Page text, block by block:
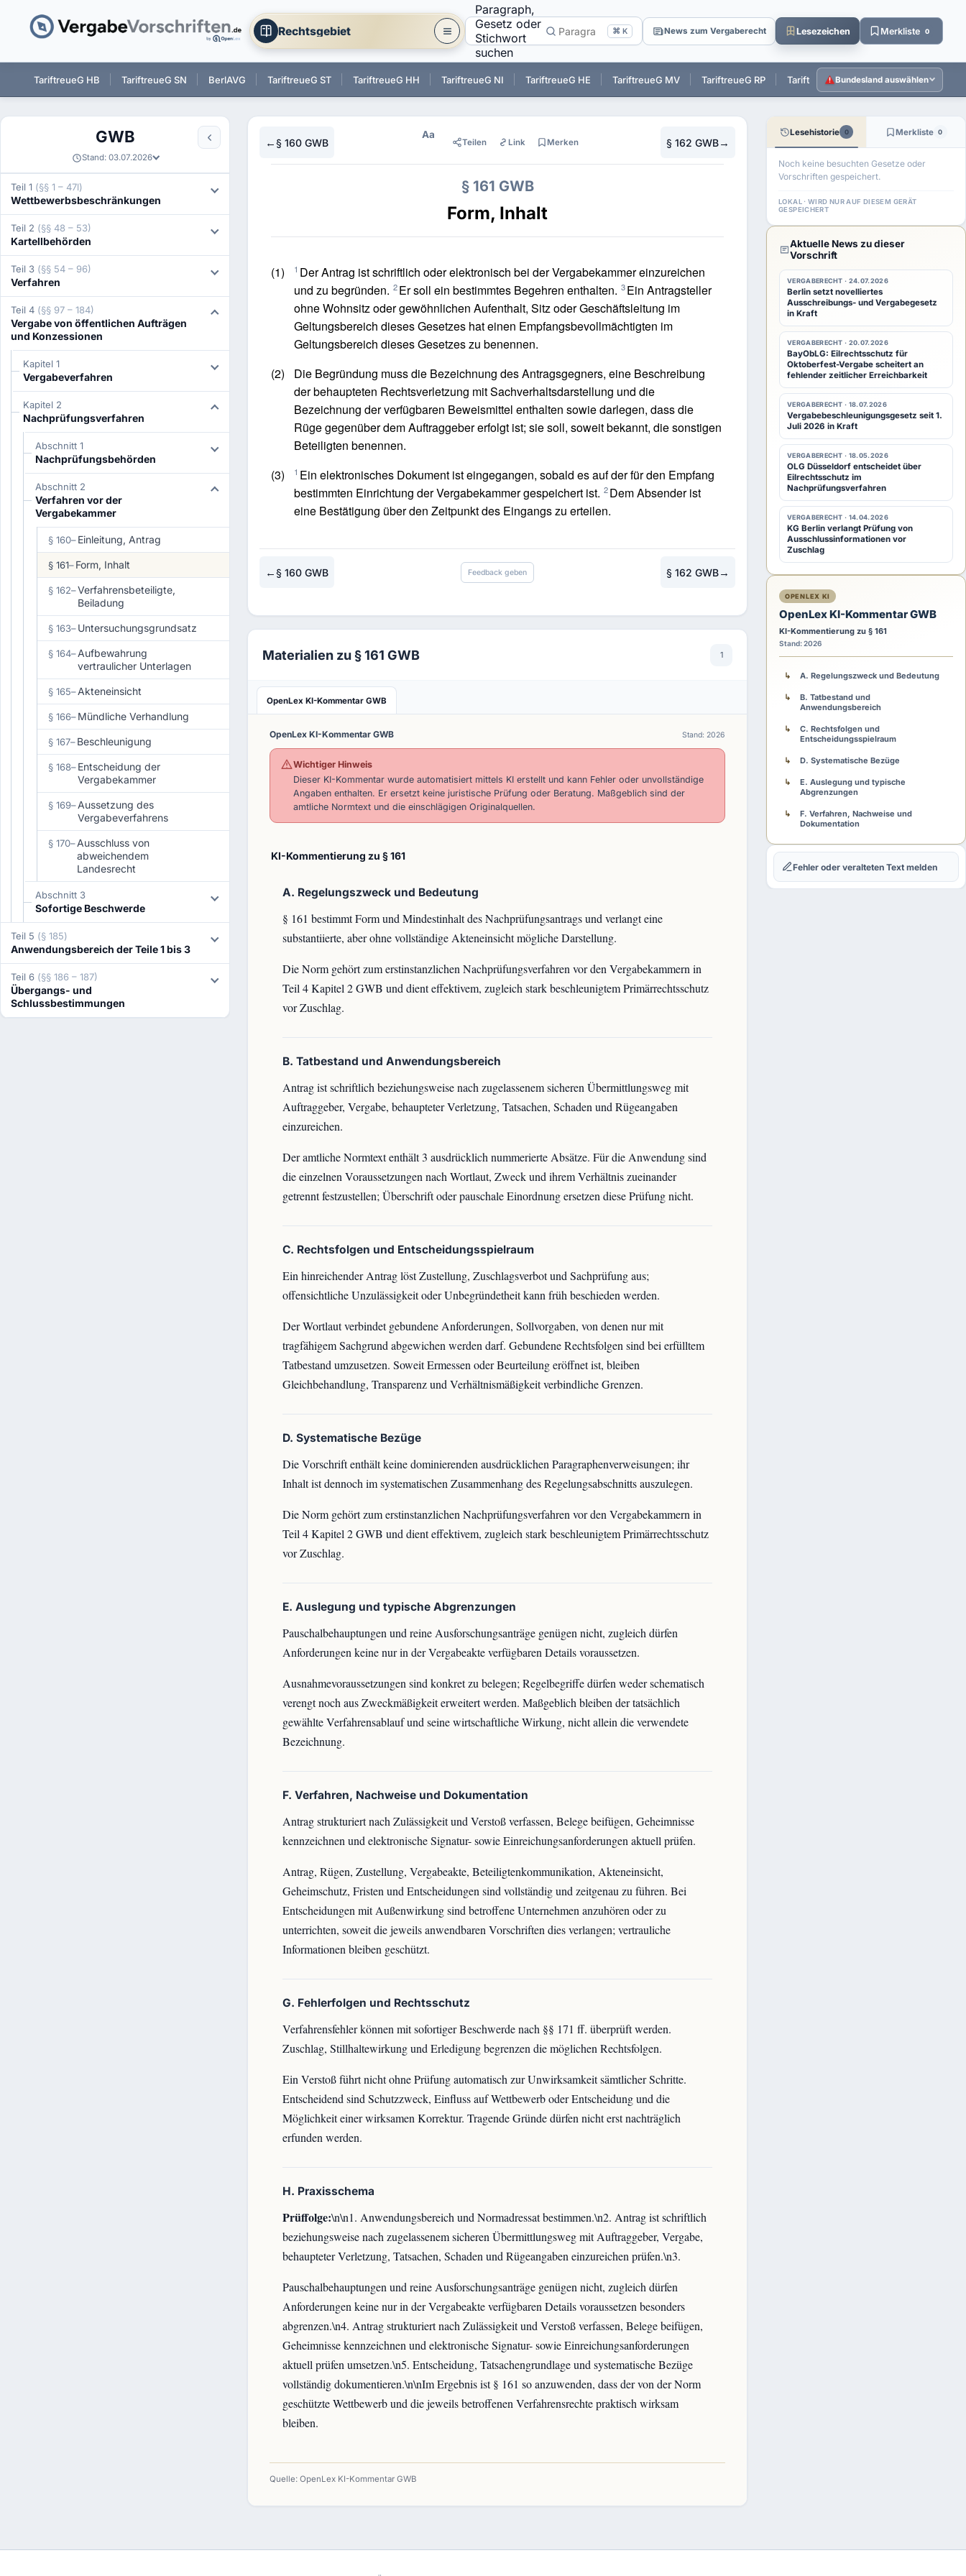
Rechtsgebiet
Paragraph,
Gesetz oder
Stichwort
suchen
⌘ K News zum Vergaberecht Lesezeichen Merkliste 0
TariftreueG HB TariftreueG SN BerlAVG TariftreueG ST TariftreueG HH TariftreueG NI TariftreueG HE TariftreueG MV TariftreueG RP TariftreueG SL TariftreueG SH
Bundesland auswählen
GWB
Stand: 03.07.2026
Teil 1 (§§ 1 – 47l)
Wettbewerbsbeschränkungen
Teil 2 (§§ 48 – 53)
Kartellbehörden
Teil 3 (§§ 54 – 96)
Verfahren
Teil 4 (§§ 97 – 184)
Vergabe von öffentlichen Aufträgen
und Konzessionen
Kapitel 1
Vergabeverfahren
Kapitel 2
Nachprüfungsverfahren
Abschnitt 1
Nachprüfungsbehörden
Abschnitt 2
Verfahren vor der
Vergabekammer
§ 160–Einleitung, Antrag
§ 161–Form, Inhalt
§ 162–Verfahrensbeteiligte,
Beiladung
§ 163–Untersuchungsgrundsatz
§ 164–Aufbewahrung
vertraulicher Unterlagen
§ 165–Akteneinsicht
§ 166–Mündliche Verhandlung
§ 167–Beschleunigung
§ 168–Entscheidung der
Vergabekammer
§ 169–Aussetzung des
Vergabeverfahrens
§ 170–Ausschluss von
abweichendem
Landesrecht
Abschnitt 3
Sofortige Beschwerde
Teil 5 (§ 185)
Anwendungsbereich der Teile 1 bis 3
Teil 6 (§§ 186 – 187)
Übergangs- und
Schlussbestimmungen
←§ 160 GWB
Aa
Teilen Link Merken § 162 GWB→
§ 161 GWB
Form, Inhalt
(1) 1 Der Antrag ist schriftlich oder elektronisch bei der Vergabekammer einzureichen
und zu begründen. 2 Er soll ein bestimmtes Begehren enthalten. 3Ein Antragsteller
ohne Wohnsitz oder gewöhnlichen Aufenthalt, Sitz oder Geschäftsleitung im
Geltungsbereich dieses Gesetzes hat einen Empfangsbevollmächtigten im
Geltungsbereich dieses Gesetzes zu benennen.
(2)
Die Begründung muss die Bezeichnung des Antragsgegners, eine Beschreibung
der behaupteten Rechtsverletzung mit Sachverhaltsdarstellung und die
Bezeichnung der verfügbaren Beweismittel enthalten sowie darlegen, dass die
Rüge gegenüber dem Auftraggeber erfolgt ist; sie soll, soweit bekannt, die sonstigen
Beteiligten benennen.
(3)
1 Ein elektronisches Dokument ist eingegangen, sobald es auf der für den Empfang
bestimmten Einrichtung der Vergabekammer gespeichert ist. 2 Dem Absender ist
eine Bestätigung über den Zeitpunkt des Eingangs zu erteilen.
←§ 160 GWB Feedback geben § 162 GWB→
Materialien zu § 161 GWB 1
OpenLex KI-Kommentar GWB
OpenLex KI-Kommentar GWB Stand: 2026
Wichtiger Hinweis
Dieser KI-Kommentar wurde automatisiert mittels KI erstellt und kann Fehler oder unvollständige
Angaben enthalten. Er ersetzt keine juristische Prüfung oder Beratung. Maßgeblich sind der
amtliche Normtext und die einschlägigen Originalquellen.
KI-Kommentierung zu § 161
A. Regelungszweck und Bedeutung
§ 161 bestimmt Form und Mindestinhalt des Nachprüfungsantrags und verlangt eine
substantiierte, aber ohne vollständige Akteneinsicht mögliche Darstellung.
Die Norm gehört zum erstinstanzlichen Nachprüfungsverfahren vor den Vergabekammern in
Teil 4 Kapitel 2 GWB und dient effektivem, zugleich stark beschleunigtem Primärrechtsschutz
vor Zuschlag.
B. Tatbestand und Anwendungsbereich
Antrag ist schriftlich beziehungsweise nach zugelassenem sicheren Übermittlungsweg mit
Auftraggeber, Vergabe, behaupteter Verletzung, Tatsachen, Schaden und Rügeangaben
einzureichen.
Der amtliche Normtext enthält 3 ausdrücklich nummerierte Absätze. Für die Anwendung sind
die einzelnen Voraussetzungen nach Wortlaut, Zweck und ihrem Verhältnis zueinander
getrennt festzustellen; Überschrift oder pauschale Einordnung ersetzen diese Prüfung nicht.
C. Rechtsfolgen und Entscheidungsspielraum
Ein hinreichender Antrag löst Zustellung, Zuschlagsverbot und Sachprüfung aus;
offensichtliche Unzulässigkeit oder Unbegründetheit kann früh beschieden werden.
Der Wortlaut verbindet gebundene Anforderungen, Sollvorgaben, von denen nur mit
tragfähigem Sachgrund abgewichen werden darf. Gebundene Rechtsfolgen sind bei erfülltem
Tatbestand umzusetzen. Soweit Ermessen oder Beurteilung eröffnet ist, bleiben
Gleichbehandlung, Transparenz und Verhältnismäßigkeit verbindliche Grenzen.
D. Systematische Bezüge
Die Vorschrift enthält keine dominierenden ausdrücklichen Paragraphenverweisungen; ihr
Inhalt ist dennoch im systematischen Zusammenhang des Regelungsabschnitts auszulegen.
Die Norm gehört zum erstinstanzlichen Nachprüfungsverfahren vor den Vergabekammern in
Teil 4 Kapitel 2 GWB und dient effektivem, zugleich stark beschleunigtem Primärrechtsschutz
vor Zuschlag.
E. Auslegung und typische Abgrenzungen
Pauschalbehauptungen und reine Ausforschungsanträge genügen nicht, zugleich dürfen
Anforderungen keine nur in der Vergabeakte verfügbaren Details voraussetzen.
Ausnahmevoraussetzungen sind konkret zu belegen; Regelbegriffe dürfen weder schematisch
verengt noch aus Zweckmäßigkeit erweitert werden. Maßgeblich bleiben der tatsächlich
gewählte Verfahrensablauf und seine wirtschaftliche Wirkung, nicht allein die verwendete
Bezeichnung.
F. Verfahren, Nachweise und Dokumentation
Antrag strukturiert nach Zulässigkeit und Verstoß verfassen, Belege beifügen, Geheimnisse
kennzeichnen und elektronische Signatur- sowie Einreichungsanforderungen aktuell prüfen.
Antrag, Rügen, Zustellung, Vergabeakte, Beteiligtenkommunikation, Akteneinsicht,
Geheimschutz, Fristen und Entscheidungen sind vollständig und zeitgenau zu führen. Bei
Entscheidungen mit Außenwirkung sind betroffene Unternehmen anzuhören oder zu
unterrichten, soweit die jeweils anwendbaren Vorschriften dies verlangen; vertrauliche
Informationen bleiben geschützt.
G. Fehlerfolgen und Rechtsschutz
Verfahrensfehler können mit sofortiger Beschwerde nach §§ 171 ff. überprüft werden.
Zuschlag, Stillhaltewirkung und Erledigung begrenzen die möglichen Rechtsfolgen.
Ein Verstoß führt nicht ohne Prüfung automatisch zur Unwirksamkeit sämtlicher Schritte.
Entscheidend sind Schutzzweck, Einfluss auf Wettbewerb oder Entscheidung und die
Möglichkeit einer wirksamen Korrektur. Tragende Gründe dürfen nicht erst nachträglich
erfunden werden.
H. Praxisschema
Prüffolge:\n\n1. Anwendungsbereich und Normadressat bestimmen.\n2. Antrag ist schriftlich
beziehungsweise nach zugelassenem sicheren Übermittlungsweg mit Auftraggeber, Vergabe,
behaupteter Verletzung, Tatsachen, Schaden und Rügeangaben einzureichen prüfen.\n3.
Pauschalbehauptungen und reine Ausforschungsanträge genügen nicht, zugleich dürfen
Anforderungen keine nur in der Vergabeakte verfügbaren Details voraussetzen besonders
abgrenzen.\n4. Antrag strukturiert nach Zulässigkeit und Verstoß verfassen, Belege beifügen,
Geheimnisse kennzeichnen und elektronische Signatur- sowie Einreichungsanforderungen
aktuell prüfen umsetzen.\n5. Entscheidung, Tatsachengrundlage und systematische Bezüge
vollständig dokumentieren.\n\nIm Ergebnis ist § 161 so anzuwenden, dass der von der Norm
geschützte Wettbewerb und die jeweils betroffenen Verfahrensrechte praktisch wirksam
bleiben.
Quelle: OpenLex KI-Kommentar GWB
Lesehistorie 0 Merkliste 0
Noch keine besuchten Gesetze oder
Vorschriften gespeichert.
LOKAL · WIRD NUR AUF DIESEM GERÄT
GESPEICHERT
Aktuelle News zu dieser
Vorschrift
VERGABERECHT · 24.07.2026
Berlin setzt novelliertes
Ausschreibungs- und Vergabegesetz
in Kraft
VERGABERECHT · 20.07.2026
BayObLG: Eilrechtsschutz für
Oktoberfest-Vergabe scheitert an
fehlender zeitlicher Erreichbarkeit
VERGABERECHT · 18.07.2026
Vergabebeschleunigungsgesetz seit 1.
Juli 2026 in Kraft
VERGABERECHT · 18.05.2026
OLG Düsseldorf entscheidet über
Eilrechtsschutz im
Nachprüfungsverfahren
VERGABERECHT · 14.04.2026
KG Berlin verlangt Prüfung von
Ausschlussinformationen vor
Zuschlag
OPENLEX KI
OpenLex KI-Kommentar GWB
KI-Kommentierung zu § 161
Stand: 2026
A. Regelungszweck und Bedeutung
B. Tatbestand und
Anwendungsbereich
C. Rechtsfolgen und
Entscheidungsspielraum
D. Systematische Bezüge
E. Auslegung und typische
Abgrenzungen
F. Verfahren, Nachweise und
Dokumentation
G. Fehlerfolgen und Rechtsschutz
H. Praxisschema
Fehler oder veralteten Text melden